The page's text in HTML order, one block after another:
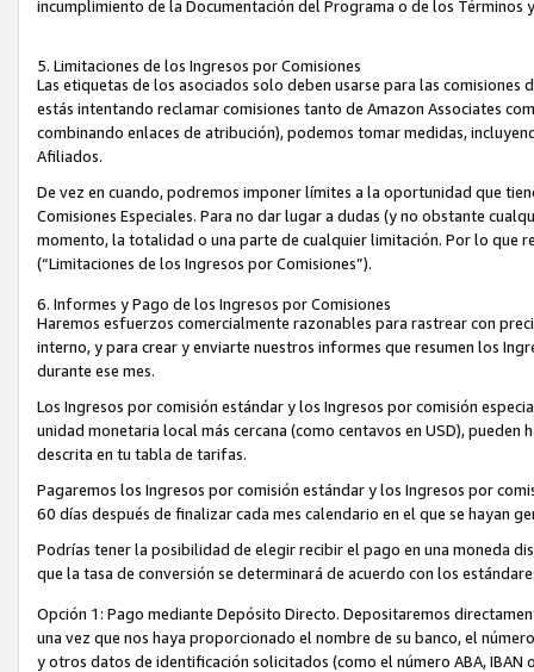
incumplimiento de la Documentación del Programa o de los Términos
5. Limitaciones de los Ingresos por Comisiones
Las etiquetas de los asociados solo deben usarse para las
estás intentando reclamar comisiones tanto de Amazon Associates
combinando enlaces de atribución), podemos tomar medidas,
Afiliados.
De vez en cuando, podremos imponer límites a la oportunidad que
Comisiones Especiales. Para no dar lugar a dudas (y no obstante
momento, la totalidad o una parte de cualquier limitación. Por lo que
(“Limitaciones de los Ingresos por Comisiones”).
6. Informes y Pago de los Ingresos por Comisiones
Haremos esfuerzos comercialmente razonables para rastrear con
interno, y para crear y enviarte nuestros informes que resumen los
durante ese mes.
Los Ingresos por comisión estándar y los Ingresos por comisión
unidad monetaria local más cercana (como centavos en USD),
descrita en tu tabla de tarifas.
Pagaremos los Ingresos por comisión estándar y los Ingresos por
60 días después de finalizar cada mes calendario en el que se hayan
Podrías tener la posibilidad de elegir recibir el pago en una moneda
que la tasa de conversión se determinará de acuerdo con los
Opción 1: Pago mediante Depósito Directo. Depositaremos
una vez que nos haya proporcionado el nombre de su banco, el
y otros datos de identificación solicitados (como el número ABA,